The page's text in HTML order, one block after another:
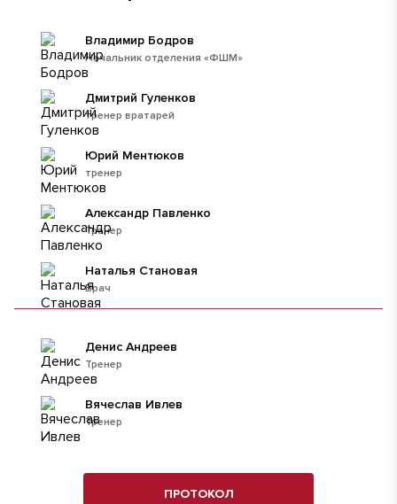
Начальник отделения «ФШМ»
Владимир Бодров
тренер вратарей
Дмитрий Гуленков
тренер
Юрий Ментюков
Тренер
Александр Павленко
Врач
Наталья Становая
Тренер
Денис Андреев
Тренер
Вячеслав Ивлев
ПРОТОКОЛ